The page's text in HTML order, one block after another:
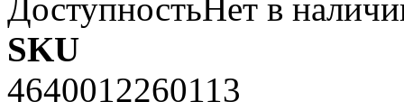
ДоступностьНет в
SKU
4640012260113